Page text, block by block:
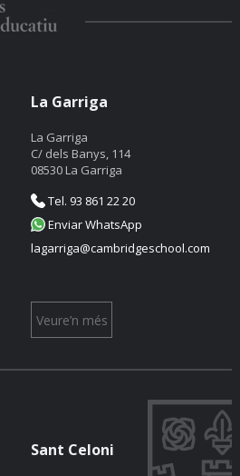
La Garriga
La Garriga
C/ dels Banys, 114
08530 La Garriga
Tel. 93 861 22 20
Enviar WhatsApp
lagarriga@cambridgeschool.com
Veure’n més
Sant Celoni